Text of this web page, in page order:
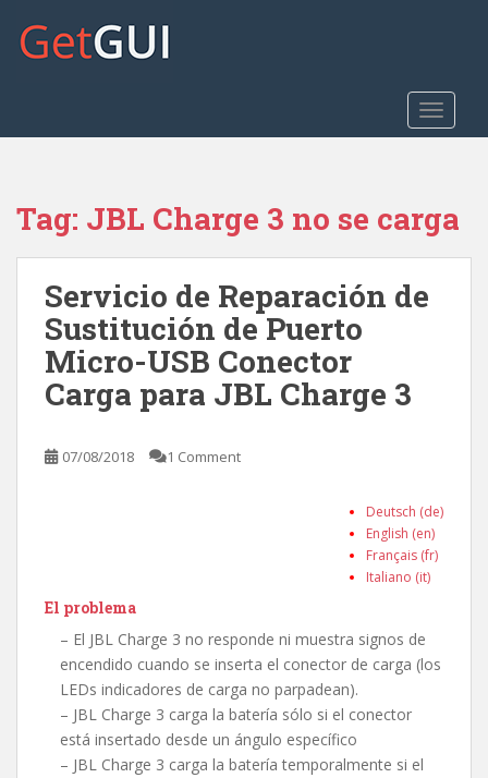
o
Tag: JBL Charge 3 no se carga
Servicio de Reparación de
Sustitución de Puerto
Micro-USB Conector
Carga para JBL Charge 3
07/08/2018 1 Comment
Deutsch (de)
English (en)
Français (fr)
Italiano (it)
El problema
– El JBL Charge 3 no responde ni muestra signos de
encendido cuando se inserta el conector de carga (los
LEDs indicadores de carga no parpadean).
– JBL Charge 3 carga la batería sólo si el conector
está insertado desde un ángulo específico
– JBL Charge 3 carga la batería temporalmente si el